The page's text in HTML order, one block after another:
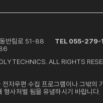
동반림로 51-88 TEL 055-279-
ALL RIGHTS
자우편 수집 프로그램이나 그밖의
형사처벌 됨을 유념하시기 바랍니다.